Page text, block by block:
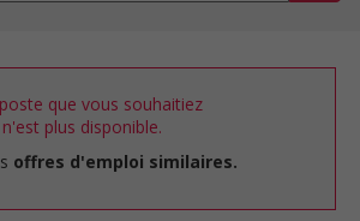
que vous souhaitiez
plus disponible.
offres d'emploi similaires.